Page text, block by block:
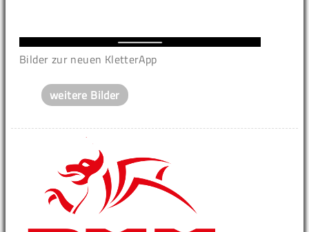
Bilder zur neuen KletterApp
weitere Bilder